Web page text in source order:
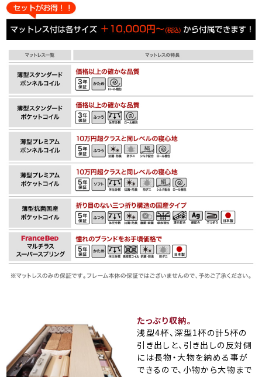
たっぷり収納。
浅型4杯、深型1杯の計5杯の
引き出しと、引き出しの反対側
には長物・大物を納める事が
できるので、小物から大物まで